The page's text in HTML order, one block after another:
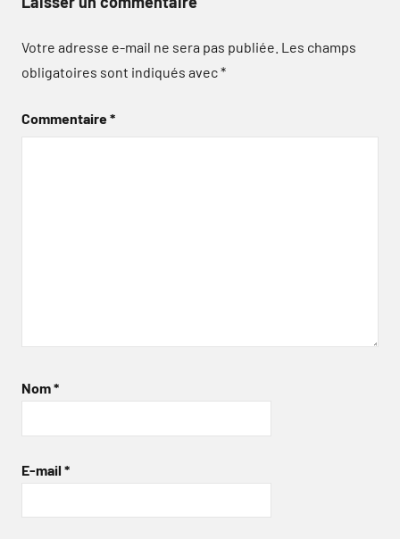
Votre adresse e-mail ne sera pas publiée. Les champs
obligatoires sont indiqués avec*
Commentaire*
Nom*
E-mail *